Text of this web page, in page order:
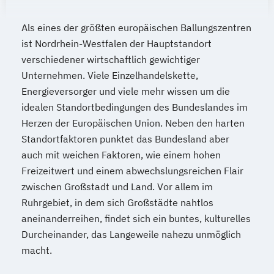
Als eines der größten europäischen Ballungszentren
ist Nordrhein-Westfalen der Hauptstandort
verschiedener wirtschaftlich gewichtiger
Unternehmen. Viele Einzelhandelskette,
Energieversorger und viele mehr wissen um die
idealen Standortbedingungen des Bundeslandes im
Herzen der Europäischen Union. Neben den harten
Standortfaktoren punktet das Bundesland aber
auch mit weichen Faktoren, wie einem hohen
Freizeitwert und einem abwechslungsreichen Flair
zwischen Großstadt und Land. Vor allem im
Ruhrgebiet, in dem sich Großstädte nahtlos
aneinanderreihen, findet sich ein buntes, kulturelles
Durcheinander, das Langeweile nahezu unmöglich
macht.